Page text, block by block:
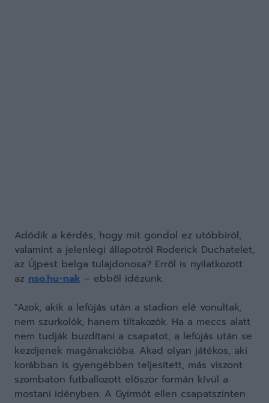
Adódik a kérdés, hogy mit gondol ez utóbbiról,
valamint a jelenlegi állapotról Roderick Duchatelet,
az Újpest belga tulajdonosa? Erről is nyilatkozott
az nso.hu-nak – ebből idézünk.
"Azok, akik a lefújás után a stadion elé vonultak,
nem szurkolók, hanem tiltakozók. Ha a meccs alatt
nem tudják buzdítani a csapatot, a lefújás után se
kezdjenek magánakcióba. Akad olyan játékos, aki
korábban is gyengébben teljesített, más viszont
szombaton futballozott először formán kívül a
mostani idényben. A Gyirmót ellen csapatszinten